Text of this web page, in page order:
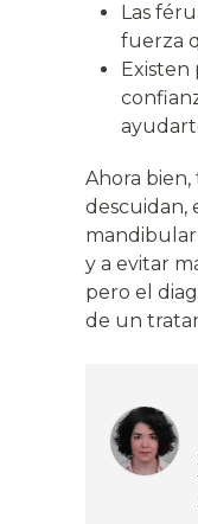
Las
fuerza
Existen
Ahora
descuidan,
mandibular
y a evitar
pero el
de un